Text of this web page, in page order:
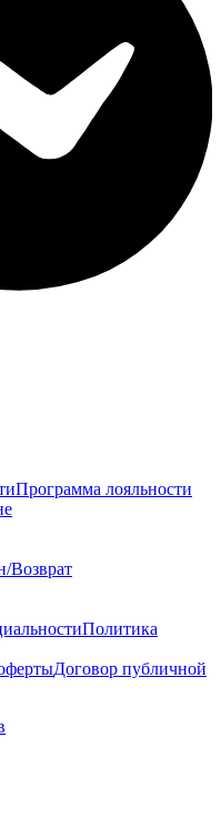
Программа лояльности
Возврат
Политика
Договор публичной